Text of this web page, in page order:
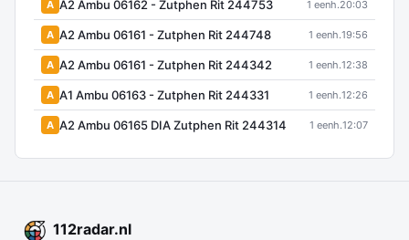
A A2 Ambu 06162 - Zutphen Rit 244753 1 eenh.20:03
A A2 Ambu 06161 - Zutphen Rit 244748 1 eenh.19:56
A A2 Ambu 06161 - Zutphen Rit 244342 1 eenh.12:38
A A1 Ambu 06163 - Zutphen Rit 244331 1 eenh.12:26
A A2 Ambu 06165 DIA Zutphen Rit 244314 1 eenh.12:07
112radar.nl